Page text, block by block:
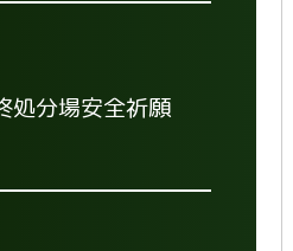
処分場安全祈願